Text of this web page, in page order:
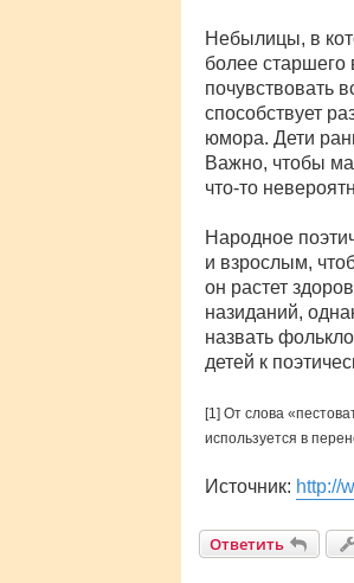
Небылицы, в
более
почувствовать
способствует
юмора. Дети
Важно, чтобы
что-то
Народное
и взрослым,
он растет
назиданий,
назвать
детей к
[1] От слова
используется в
Источник: http://
Ответить